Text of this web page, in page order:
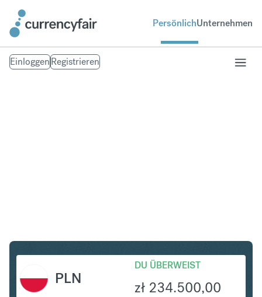
PersönlichUnternehmen
EinloggenRegistrieren
PLN
DU ÜBERWEIST
zł 234.500,00